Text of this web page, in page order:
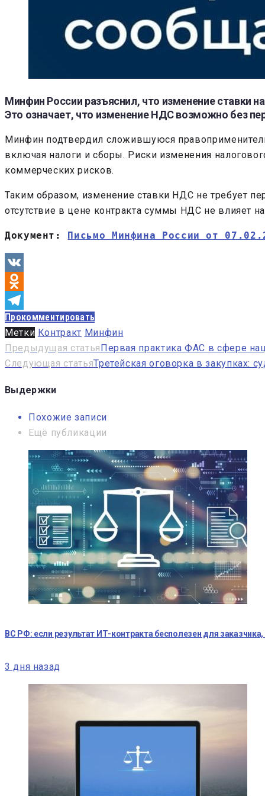
Минфин России разъяснил, что изменение ставки
Это означает, что изменение НДС возможно без
Минфин подтвердил сложившуюся
включая налоги и сборы. Риски изменения
коммерческих рисков.
Таким образом, изменение ставки НДС не требует
отсутствие в цене контракта суммы НДС не влияет
Документ: Письмо Минфина России от
VK
Odnoklassniki
Telegram
Прокомментировать
Метки Контракт Минфин
Навигация
по
записям
Предыдущая статьяПервая практика ФАС в сфере
Следующая статьяТретейская оговорка в закупках:
Выдержки
Похожие записи
Ещё публикации
ВС РФ: если результат ИТ-контракта бесполезен для
3 дня назад